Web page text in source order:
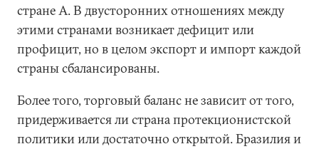
стране А. В двусторонних отношениях между
этими странами возникает дефицит или
профицит, но в целом экспорт и импорт каждой
страны сбалансированы.
Более того, торговый баланс не зависит от того,
придерживается ли страна протекционистской
политики или достаточно открытой. Бразилия и